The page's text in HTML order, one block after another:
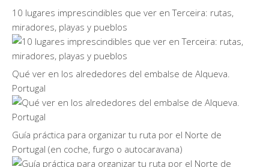
10 lugares imprescindibles que ver en Terceira: rutas,
miradores, playas y pueblos
Qué ver en los alrededores del embalse de Alqueva.
Portugal
Guía práctica para organizar tu ruta por el Norte de
Portugal (en coche, furgo o autocaravana)